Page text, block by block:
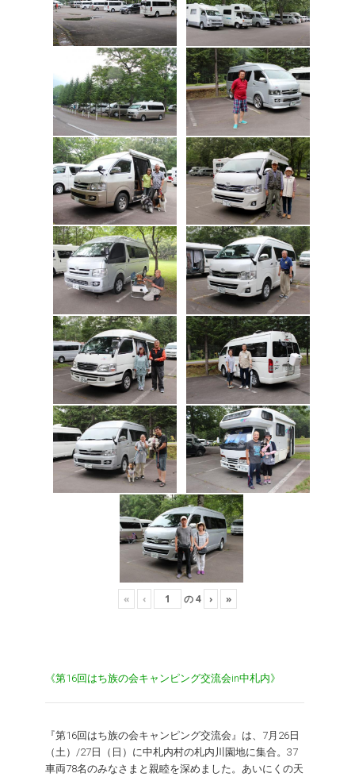
« ‹ の4 › »
《第16回はち族の会キャンピング交流会in中札内》
『第16回はち族の会キャンピング交流会』は、7月26日
（土）/27日（日）に中札内村の札内川園地に集合。37
車両78名のみなさまと親睦を深めました。あいにくの天